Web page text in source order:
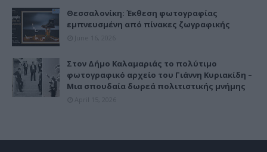
Θεσσαλονίκη: Έκθεση φωτογραφίας
εμπνευσμένη από πίνακες ζωγραφικής
Στον Δήμο Καλαμαριάς το πολύτιμο
φωτογραφικό αρχείο του Γιάννη Κυριακίδη –
Μια σπουδαία δωρεά πολιτιστικής μνήμης